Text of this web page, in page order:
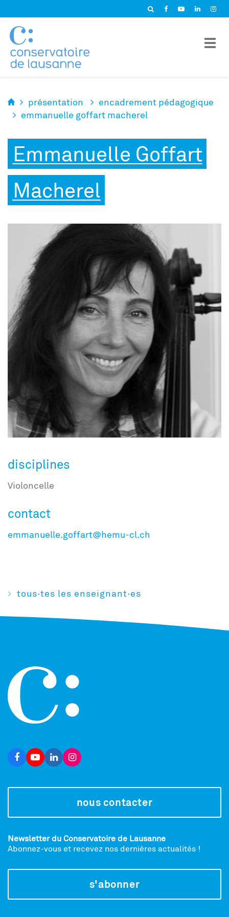
présentation
encadrement pédagogique
emmanuelle goffart macherel
Emmanuelle Goffart
Macherel
disciplines
Violoncelle
contact
emmanuelle.goffart@hemu-cl.ch
tous·tes les enseignant·es
nous contacter
Newsletter du Conservatoire de Lausanne
Abonnez-vous et recevez nos dernières actualités !
s'abonner